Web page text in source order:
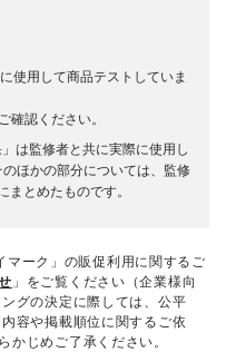
使用して商品テストしていま
確認ください。
は監修者と共に実際に使用し
ほかの部分については、監修
とめたものです。
ーク」の販促利用に関するご
」をご覧ください（企業様向
グの決定に際しては、公平
容や掲載順位に関するご依
じめご了承ください。